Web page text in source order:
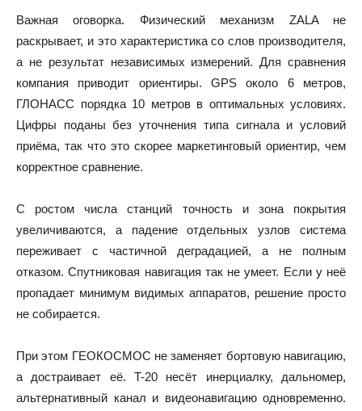
Важная оговорка. Физический механизм ZALA не
раскрывает, и это характеристика со слов производителя,
а не результат независимых измерений. Для сравнения
компания приводит ориентиры. GPS около 6 метров,
ГЛОНАСС порядка 10 метров в оптимальных условиях.
Цифры поданы без уточнения типа сигнала и условий
приёма, так что это скорее маркетинговый ориентир, чем
корректное сравнение.
С ростом числа станций точность и зона покрытия
увеличиваются, а падение отдельных узлов система
переживает с частичной деградацией, а не полным
отказом. Спутниковая навигация так не умеет. Если у неё
пропадает минимум видимых аппаратов, решение просто
не собирается.
При этом ГЕОКОСМОС не заменяет бортовую навигацию,
а достраивает её. T-20 несёт инерциалку, дальномер,
альтернативный канал и видеонавигацию одновременно.